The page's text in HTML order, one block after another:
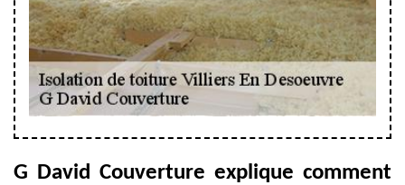
G David Couverture explique comment